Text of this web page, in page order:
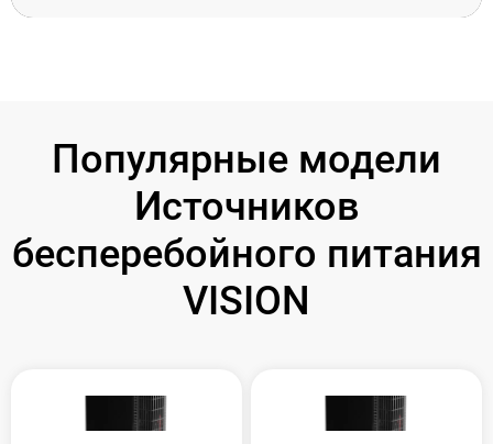
Популярные модели
Источников
бесперебойного питания
VISION